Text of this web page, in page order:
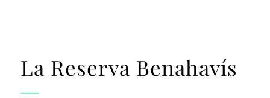
La Reserva Benahavís